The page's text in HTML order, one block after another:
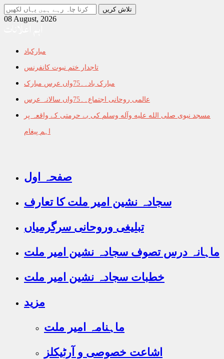
جو
تلاش
یہاں
08 August, 2026
اہم اعلانات
مبارکباد
تاجدار ختم نبوت کانفرنس
مبارک باد۔۔75واں عرس مبارک
عالمی روحانی اجتماع۔۔75واں سالانہ عرس
مسجد نبوی صلى الله عليه وآله وسلم کی بے حرمتی کے واقعہ پر
اہم پیغام
صفحہ اول
سجادہ نشین امیر ملت کا تعارف
تبلیغی وروحانی سرگرمیاں
ماہانہ درس تصوف سجادہ نشین امیر ملت
خطبات سجادہ نشین امیر ملت
مزید
ماہنامہ امیر ملت
اشاعت خصوصی و آرٹیکلز